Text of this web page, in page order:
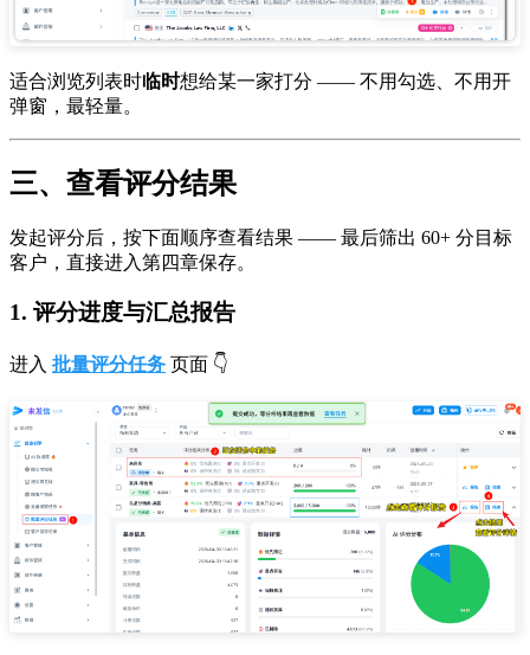
适合浏览列表时临时想给某一家打分 —— 不用勾选、不用开
弹窗，最轻量。
三、查看评分结果
发起评分后，按下面顺序查看结果 —— 最后筛出 60+ 分目标
客户，直接进入第四章保存。
1. 评分进度与汇总报告
进入 批量评分任务 页面 👇